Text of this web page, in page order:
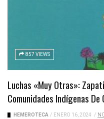
857 VIEWS
Luchas «muy Otras»:
Comunidades Indígenas De
HEMEROTECA / ENERO 16, 2024 /